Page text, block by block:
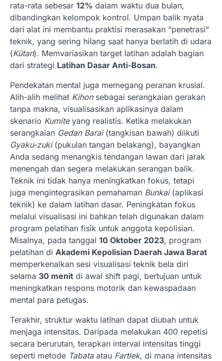
rata-rata sebesar 12% dalam waktu dua bulan,
dibandingkan kelompok kontrol. Umpan balik nyata
dari alat ini membantu praktisi merasakan “penetrasi”
teknik, yang sering hilang saat hanya berlatih di udara
(Kūtan). Memvariasikan target latihan adalah bagian
dari strategi Latihan Dasar Anti-Bosan.
Pendekatan mental juga memegang peranan krusial.
Alih-alih melihat Kihonsebagai serangkaian gerakan
tanpa makna, visualisasikan aplikasinya dalam
skenario Kumiteyang realistis. Ketika melakukan
serangkaian Gedan Barai(tangkisan bawah) diikuti
Gyaku-zuki(pukulan tangan belakang), bayangkan
Anda sedang menangkis tendangan lawan dari jarak
menengah dan segera melakukan serangan balik.
Teknik ini tidak hanya meningkatkan fokus, tetapi
juga mengintegrasikan pemahaman Bunkai(aplikasi
teknik) ke dalam latihan dasar. Peningkatan fokus
melalui visualisasi ini bahkan telah digunakan dalam
program pelatihan fisik untuk anggota kepolisian.
Misalnya, pada tanggal 10 Oktober 2023, program
pelatihan di Akademi Kepolisian Daerah Jawa Barat
memperkenalkan sesi visualisasi teknik bela diri
selama 30 menit di awal shift pagi, bertujuan untuk
meningkatkan respons motorik dan kewaspadaan
mental para petugas.
Terakhir, struktur waktu latihan dapat diubah untuk
menjaga intensitas. Daripada melakukan 400 repetisi
secara berurutan, terapkan interval intensitas tinggi
seperti metode Tabataatau Fartlek, di mana intensitas